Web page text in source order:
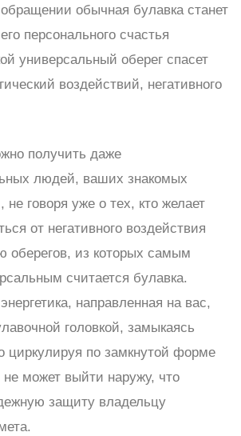
обычная булавка станет
персонального счастья
универсальный оберег спасет
воздействий, негативного
получить даже
людей, ваших знакомых
говоря уже о тех, кто желает
от негативного воздействия
из которых самым
считается булавка.
направленная на вас,
головкой, замыкаясь
циркулируя по замкнутой форме
не может выйти наружу, что
защиту владельцу